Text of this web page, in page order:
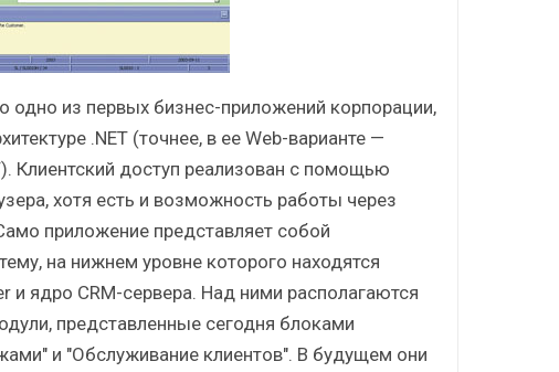
одно из первых бизнес-приложений корпорации,
.NET (точнее, в ее Web-варианте —
Клиентский доступ реализован с помощью
хотя есть и возможность работы через
приложение представляет собой
на нижнем уровне которого находятся
и ядро CRM-сервера. Над ними располагаются
представленные сегодня блоками
и "Обслуживание клиентов". В будущем они